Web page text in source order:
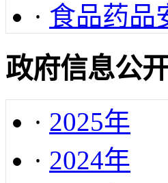
· 食品药品
政府信息公
· 2025年
· 2024年